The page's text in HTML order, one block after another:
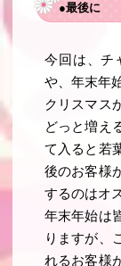
●最後に
今回は、チ
や、年末年
クリスマス
どっと増え
て入ると若
後のお客様
するのはオ
年末年始は
りますが、
れるお客様